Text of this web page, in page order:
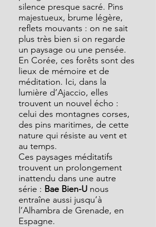
silence presque sacré. Pins
majestueux, brume légère,
reflets mouvants : on ne sait
plus très bien si on regarde
un paysage ou une pensée.
En Corée, ces forêts sont des
lieux de mémoire et de
méditation. Ici, dans la
lumière d’Ajaccio, elles
trouvent un nouvel écho :
celui des montagnes corses,
des pins maritimes, de cette
nature qui résiste au vent et
au temps.
Ces paysages méditatifs
trouvent un prolongement
inattendu dans une autre
série : Bae Bien-U nous
entraîne aussi jusqu’à
l’Alhambra de Grenade, en
Espagne.